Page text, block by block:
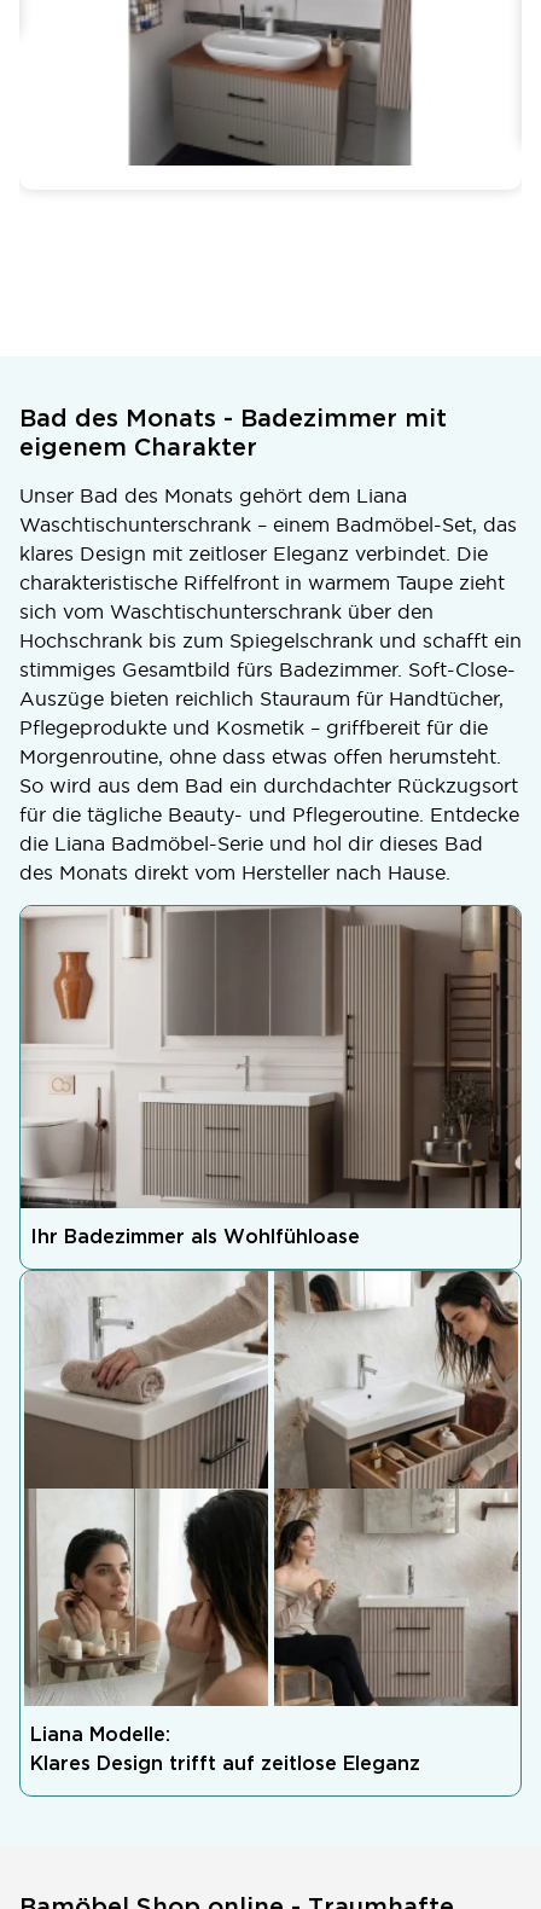
Bad des Monats - Badezimmer mit
eigenem Charakter
Unser Bad des Monats gehört dem Liana
Waschtischunterschrank – einem Badmöbel-Set, das
klares Design mit zeitloser Eleganz verbindet. Die
charakteristische Riffelfront in warmem Taupe zieht
sich vom Waschtischunterschrank über den
Hochschrank bis zum Spiegelschrank und schafft ein
stimmiges Gesamtbild fürs Badezimmer. Soft-Close-
Auszüge bieten reichlich Stauraum für Handtücher,
Pflegeprodukte und Kosmetik – griffbereit für die
Morgenroutine, ohne dass etwas offen herumsteht.
So wird aus dem Bad ein durchdachter Rückzugsort
für die tägliche Beauty- und Pflegeroutine. Entdecke
die Liana Badmöbel-Serie und hol dir dieses Bad
des Monats direkt vom Hersteller nach Hause.
Ihr Badezimmer als Wohlfühloase
Liana Modelle:
Klares Design trifft auf zeitlose Eleganz